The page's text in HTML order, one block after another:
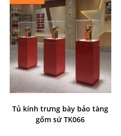
Tủ kính trưng bày bảo tàng
gốm sứ TK066